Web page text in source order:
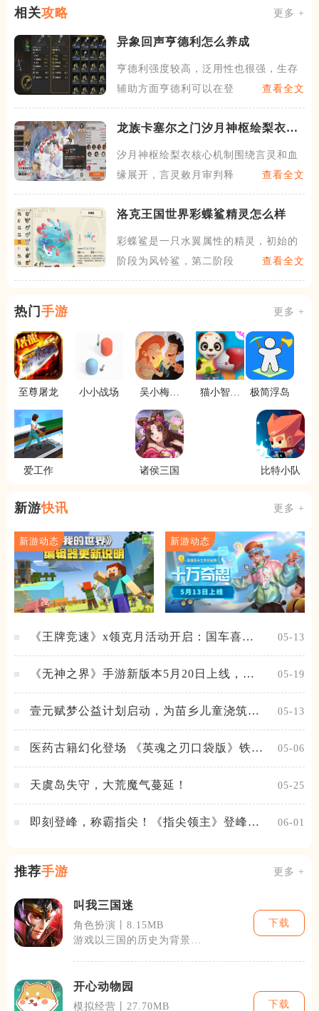
相关攻略 更多 +
异象回声亨德利怎么养成
亨德利强度较高，泛用性也很强，生存
辅助方面亨德利可以在登场时
查看全文
龙族卡塞尔之门汐月神枢绘梨衣强
汐月神枢绘梨衣核心机制围绕言灵和血
缘展开，言灵敕月审判释放后
查看全文
洛克王国世界彩蝶鲨精灵怎么样
彩蝶鲨是一只水翼属性的精灵，初始的
阶段为风铃鲨，第二阶段为蓝
查看全文
热门 手游 更多 +
至尊屠龙 小小战场
吴小梅和
猫小智画
极简浮岛
爱工作 诸侯三国 比特小队
新游快讯 更多 +
新游动态 新游动态
《王牌竞速》x领克月活动开启：国车喜迎
05-13
《无神之界》手游新版本5月20日上线，女
05-19
壹元赋梦公益计划启动，为苗乡儿童浇筑梦
05-13
医药古籍幻化登场 《英魂之刃口袋版》铁扇
05-06
天虞岛失守，大荒魔气蔓延！ 05-25
即刻登峰，称霸指尖！《指尖领主》登峰测
06-01
推荐手游 更多 +
叫我三国迷
角色扮演丨8.15MB
游戏以三国的历史为背景，
下载
开心动物园
模拟经营丨27.70MB
下载